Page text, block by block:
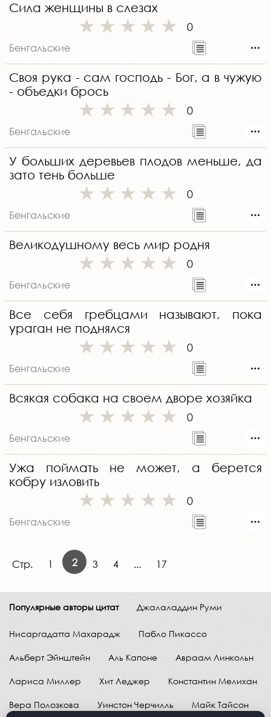
Сила женщины в слезах
0
Бенгальские
Своя рука - сам господь - Бог, а в чужую
- объедки брось
0
Бенгальские
У больших деревьев плодов меньше, да
зато тень больше
0
Бенгальские
Великодушному весь мир родня
0
Бенгальские
Все себя гребцами называют, пока
ураган не поднялся
0
Бенгальские
Всякая собака на своем дворе хозяйка
0
Бенгальские
Ужа поймать не может, а берется
кобру изловить
0
Бенгальские
Стр. 1 2 3 4 ... 17
Популярные авторы цитат Джалаладдин Руми
Нисаргадатта Махарадж Пабло Пикассо
Альберт Эйнштейн Аль Капоне Авраам Линкольн
Лариса Миллер Хит Леджер Константин Мелихан
Вера Полозкова Уинстон Черчилль Майк Тайсон